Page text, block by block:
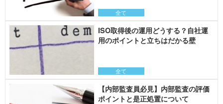
全て
全て
ISO取得後の運用どうする？自社運
用のポイントと立ちはだかる壁
【内部監査員必見】内部監査の評価
ポイントと是正処置について